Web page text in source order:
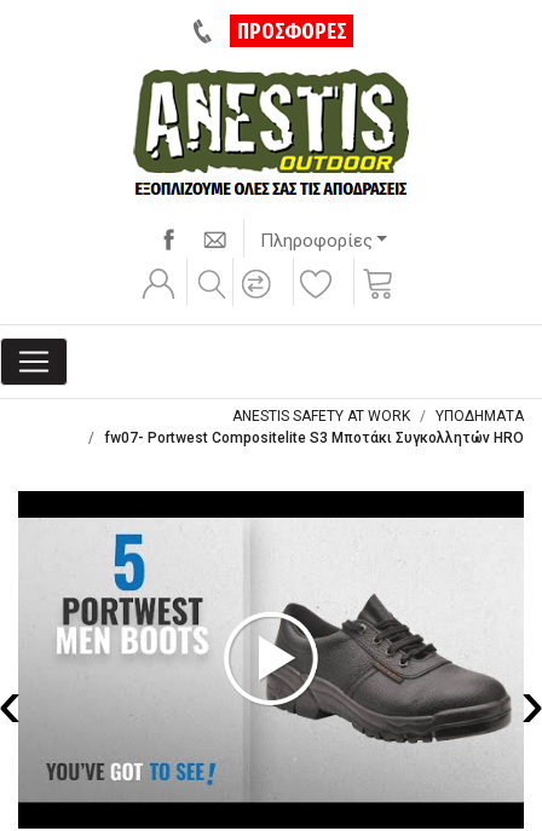
ΠΡΟΣΦΟΡΕΣ
Πληροφορίες
ANESTIS SAFETY AT WORK
ΥΠΟΔΗΜΑΤΑ
fw07- Portwest Compositelite S3 Mποτάκι Συγκολλητών HRO